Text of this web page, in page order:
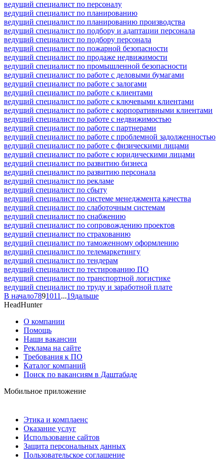
ведущий специалист по персоналу
ведущий специалист по планированию
ведущий специалист по планированию производства
ведущий специалист по подбору и адаптации персонала
ведущий специалист по подбору персонала
ведущий специалист по пожарной безопасности
ведущий специалист по продаже недвижимости
ведущий специалист по промышленной безопасности
ведущий специалист по работе с деловыми бумагами
ведущий специалист по работе с залогами
ведущий специалист по работе с клиентами
ведущий специалист по работе с ключевыми клиентами
ведущий специалист по работе с корпоративными клиентами
ведущий специалист по работе с недвижимостью
ведущий специалист по работе с партнерами
ведущий специалист по работе с проблемной задолженностью
ведущий специалист по работе с физическими лицами
ведущий специалист по работе с юридическими лицами
ведущий специалист по развитию бизнеса
ведущий специалист по развитию персонала
ведущий специалист по рекламе
ведущий специалист по сбыту
ведущий специалист по системе менеджмента качества
ведущий специалист по слаботочным системам
ведущий специалист по снабжению
ведущий специалист по сопровождению проектов
ведущий специалист по страхованию
ведущий специалист по таможенному оформлению
ведущий специалист по телемаркетингу
ведущий специалист по тендерам
ведущий специалист по тестированию ПО
ведущий специалист по транспортной логистике
ведущий специалист по труду и заработной плате
В начало7891011 ...19дальше
HeadHunter
О компании
Помощь
Наши вакансии
Реклама на сайте
Требования к ПО
Каталог компаний
Поиск по вакансиям в Даштабаде
Мобильное приложение
Этика и комплаенс
Оказание услуг
Использование сайтов
Защита персональных данных
Пользовательское соглашение